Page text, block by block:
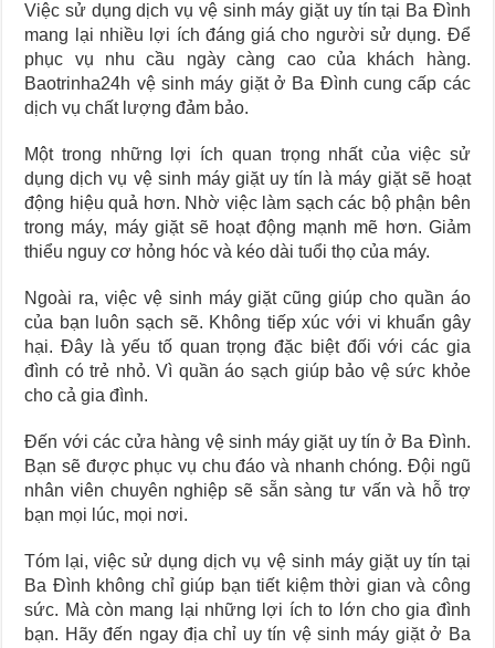
Việc sử dụng dịch vụ vệ sinh máy giặt uy tín tại Ba Đình
mang lại nhiều lợi ích đáng giá cho người sử dụng. Để
phục vụ nhu cầu ngày càng cao của khách hàng.
Baotrinha24h vệ sinh máy giặt ở Ba Đình cung cấp các
dịch vụ chất lượng đảm bảo.
Một trong những lợi ích quan trọng nhất của việc sử
dụng dịch vụ vệ sinh máy giặt uy tín là máy giặt sẽ hoạt
động hiệu quả hơn. Nhờ việc làm sạch các bộ phận bên
trong máy, máy giặt sẽ hoạt động mạnh mẽ hơn. Giảm
thiểu nguy cơ hỏng hóc và kéo dài tuổi thọ của máy.
Ngoài ra, việc vệ sinh máy giặt cũng giúp cho quần áo
của bạn luôn sạch sẽ. Không tiếp xúc với vi khuẩn gây
hại. Đây là yếu tố quan trọng đặc biệt đối với các gia
đình có trẻ nhỏ. Vì quần áo sạch giúp bảo vệ sức khỏe
cho cả gia đình.
Đến với các cửa hàng vệ sinh máy giặt uy tín ở Ba Đình.
Bạn sẽ được phục vụ chu đáo và nhanh chóng. Đội ngũ
nhân viên chuyên nghiệp sẽ sẵn sàng tư vấn và hỗ trợ
bạn mọi lúc, mọi nơi.
Tóm lại, việc sử dụng dịch vụ vệ sinh máy giặt uy tín tại
Ba Đình không chỉ giúp bạn tiết kiệm thời gian và công
sức. Mà còn mang lại những lợi ích to lớn cho gia đình
bạn. Hãy đến ngay địa chỉ uy tín vệ sinh máy giặt ở Ba